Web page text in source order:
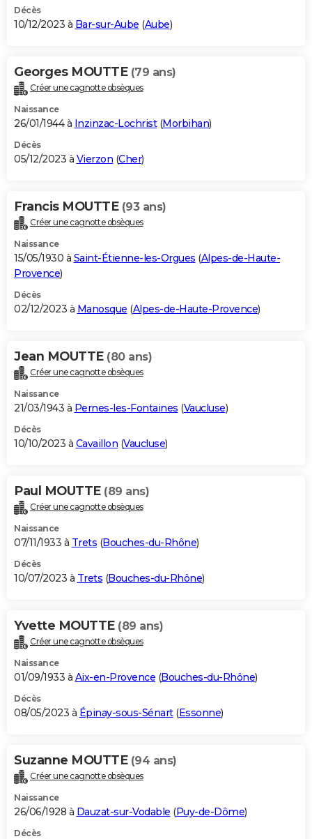
Décès
10/12/2023 à Bar-sur-Aube (Aube)
Georges MOUTTE (79 ans)
Créer une cagnotte obsèques
Naissance
26/01/1944 à Inzinzac-Lochrist(Morbihan)
Décès
05/12/2023 à Vierzon (Cher)
Francis MOUTTE (93 ans)
Créer une cagnotte obsèques
Naissance
15/05/1930 à Saint-Étienne-les-Orgues (Alpes-de-Haute-
Provence)
Décès
02/12/2023 à Manosque (Alpes-de-Haute-Provence)
Jean MOUTTE (80 ans)
Créer une cagnotte obsèques
Naissance
21/03/1943 à Pernes-les-Fontaines (Vaucluse)
Décès
10/10/2023 à Cavaillon (Vaucluse)
Paul MOUTTE (89 ans)
Créer une cagnotte obsèques
Naissance
07/11/1933 à Trets (Bouches-du-Rhône)
Décès
10/07/2023 à Trets (Bouches-du-Rhône)
Yvette MOUTTE (89 ans)
Créer une cagnotte obsèques
Naissance
01/09/1933 à Aix-en-Provence (Bouches-du-Rhône)
Décès
08/05/2023 à Épinay-sous-Sénart(Essonne)
Suzanne MOUTTE (94 ans)
Créer une cagnotte obsèques
Naissance
26/06/1928 à Dauzat-sur-Vodable (Puy-de-Dôme)
Décès